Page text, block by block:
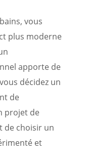
vous
plus moderne
apporte de
décidez un
de
projet de
de choisir un
et